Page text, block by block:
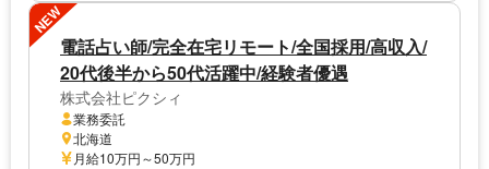
NEW
電話占い師/完全在宅リモート/全国採用/高収入/
20代後半から50代活躍中/経験者優遇
株式会社ピクシィ
業務委託
北海道
月給10万円～50万円